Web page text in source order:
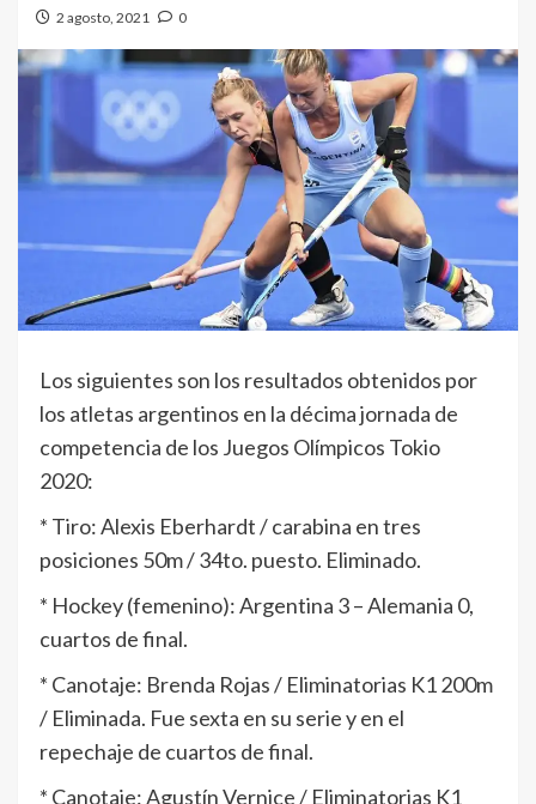
2 agosto, 2021 0
Los siguientes son los resultados obtenidos por
los atletas argentinos en la décima jornada de
competencia de los Juegos Olímpicos Tokio
2020:
* Tiro: Alexis Eberhardt / carabina en tres
posiciones 50m / 34to. puesto. Eliminado.
* Hockey (femenino): Argentina 3 – Alemania 0,
cuartos de final.
* Canotaje: Brenda Rojas / Eliminatorias K1 200m
/ Eliminada. Fue sexta en su serie y en el
repechaje de cuartos de final.
* Canotaje: Agustín Vernice / Eliminatorias K1